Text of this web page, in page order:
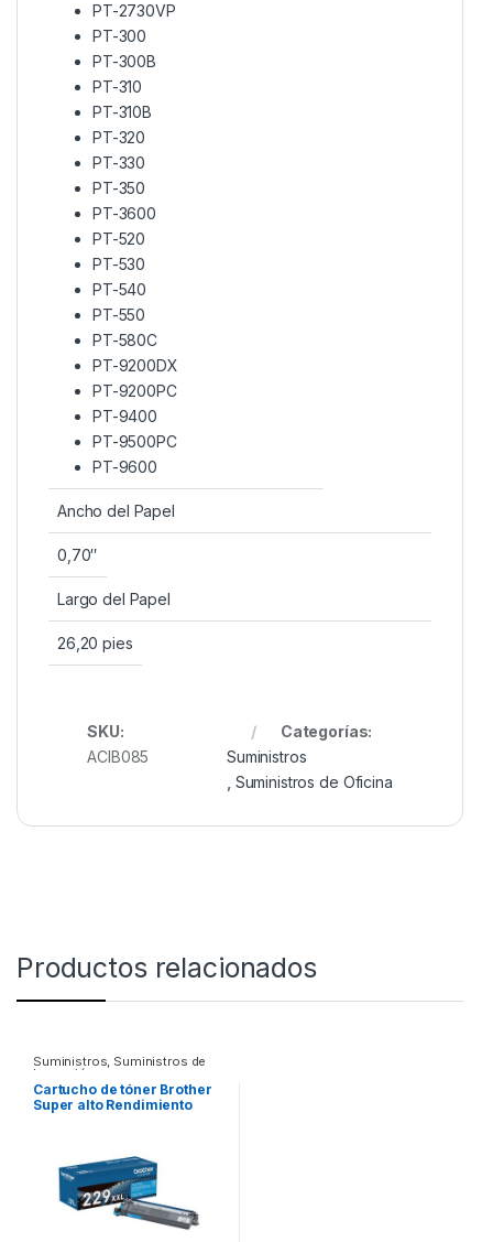
PT-2730VP
PT-300
PT-300B
PT-310
PT-310B
PT-320
PT-330
PT-350
PT-3600
PT-520
PT-530
PT-540
PT-550
PT-580C
PT-9200DX
PT-9200PC
PT-9400
PT-9500PC
PT-9600
Ancho del Papel
0,70″
Largo del Papel
26,20 pies
SKU:
ACIB085
Categorías:
Suministros
Suministros de Oficina
Productos relacionados
Suministros, Suministros de
Impresión
Cartucho de tóner Brother
Super alto Rendimiento
ULTRA ALTORENDIMIENTO
4000 PAGINAS